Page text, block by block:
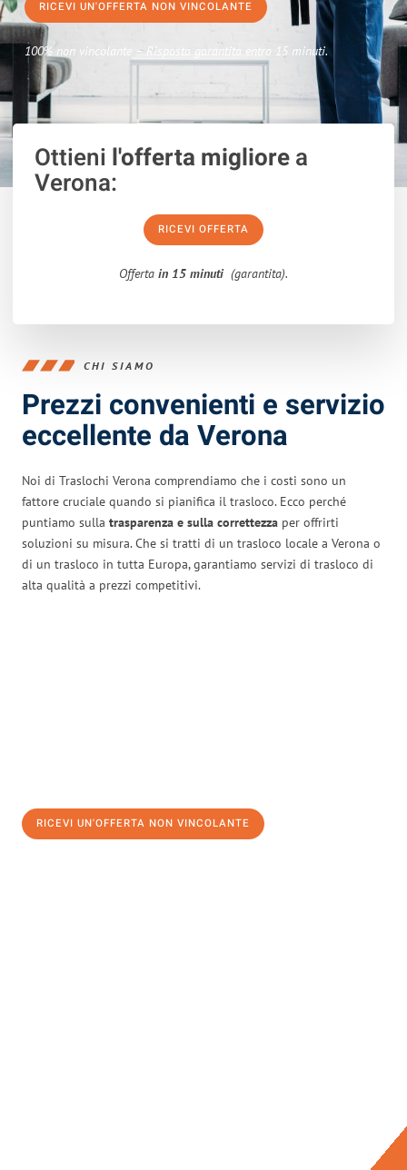
RICEVI UN'OFFERTA NON VINCOLANTE
100% non vincolante – Risposta garantita entro 15 minuti.
Ottieni l'offerta migliorea
Verona:
RICEVI OFFERTA
Offerta in 15 minuti (garantita).
CHI SIAMO
Prezzi convenienti e servizio
eccellente da Verona
Noi di Traslochi Verona comprendiamo che i costi sono un
fattore cruciale quando si pianifica il trasloco. Ecco perché
puntiamo sulla trasparenza e sulla correttezza per offrirti
soluzioni su misura. Che si tratti di un trasloco locale a Verona o
di un trasloco in tutta Europa, garantiamo servizi di trasloco di
alta qualità a prezzi competitivi.
RICEVI UN'OFFERTA NON VINCOLANTE